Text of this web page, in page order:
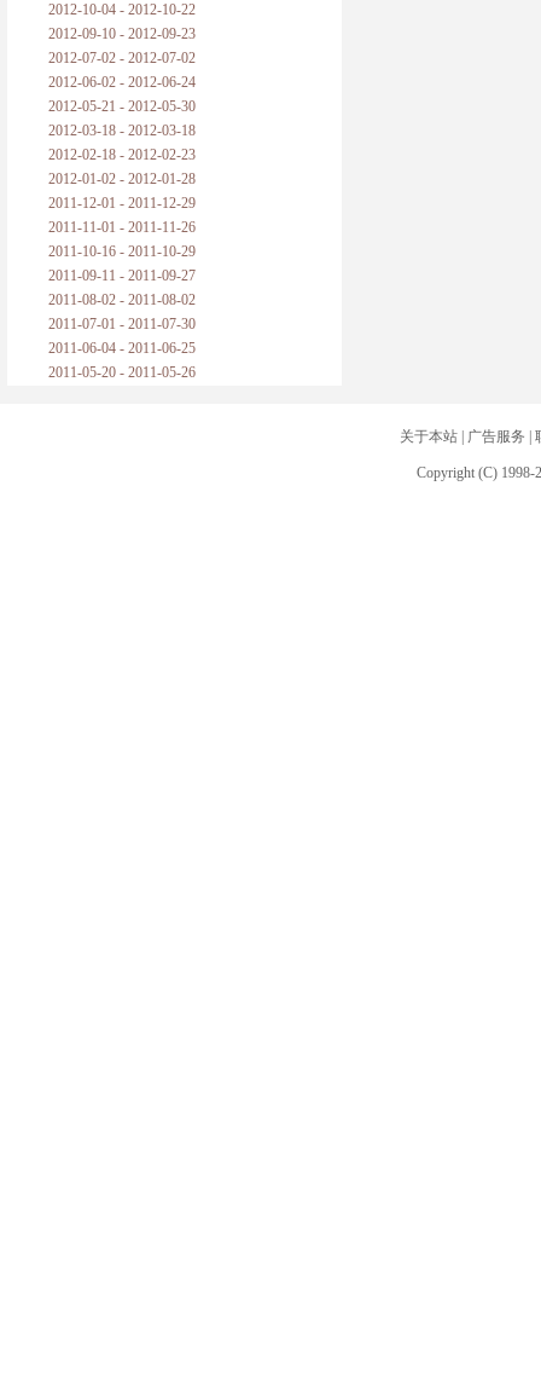
2012-10-04 - 2012-10-22
2012-09-10 - 2012-09-23
2012-07-02 - 2012-07-02
2012-06-02 - 2012-06-24
2012-05-21 - 2012-05-30
2012-03-18 - 2012-03-18
2012-02-18 - 2012-02-23
2012-01-02 - 2012-01-28
2011-12-01 - 2011-12-29
2011-11-01 - 2011-11-26
2011-10-16 - 2011-10-29
2011-09-11 - 2011-09-27
2011-08-02 - 2011-08-02
2011-07-01 - 2011-07-30
2011-06-04 - 2011-06-25
2011-05-20 - 2011-05-26
关于本站| 广告服务
Copyright (C) 1998-